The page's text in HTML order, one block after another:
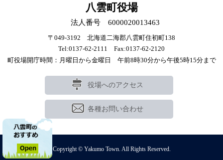
八雲町役場
法人番号 6000020013463
〒049-3192 北海道二海郡八雲町住初町138
Tel:0137-62-2111 Fax:0137-62-2120
町役場開庁時間：月曜日から金曜日 午前8時30分から午後5時15分まで
役場へのアクセス
各種お問い合わせ
Copyright © Yakumo Town. All Rights Reserved.